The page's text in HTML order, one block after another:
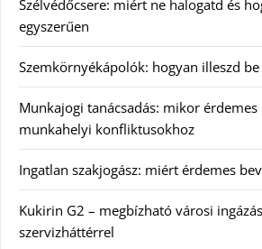
Szélvédőcsere: miért ne halogatd és
egyszerűen
Szemkörnyékápolók: hogyan illeszd
Munkajogi tanácsadás: mikor
munkahelyi konfliktusokhoz
Ingatlan szakjogász: miért érdemes
Kukirin G2 – megbízható városi
szervizháttérrel